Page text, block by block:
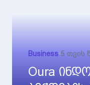
Business•5 თვის
Oura